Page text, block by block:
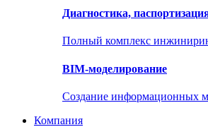
Диагностика,
Полный комплекс
BIM-моделирование
Создание информационных
Компания